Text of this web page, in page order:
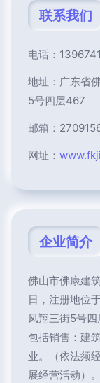
联系我们
电话：
地址：广东省
5号四层467
邮箱：
网址：
企业简介
佛山市佛康建
日，注册地位
凤翔三街5号
包括销售：建
业。（依法须
展经营活动）